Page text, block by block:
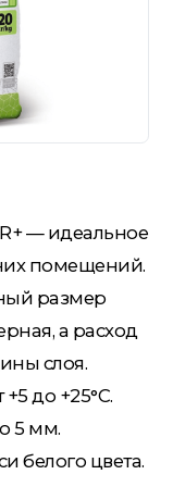
— идеальное
помещений.
размер
а расход
слоя.
до +25°C.
5 мм.
белого цвета.